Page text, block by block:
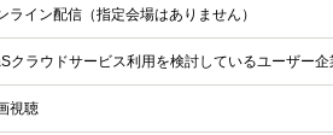
ライン配信（指定会場はありません）
クラウドサービス利用を検討しているユーザー
視聴